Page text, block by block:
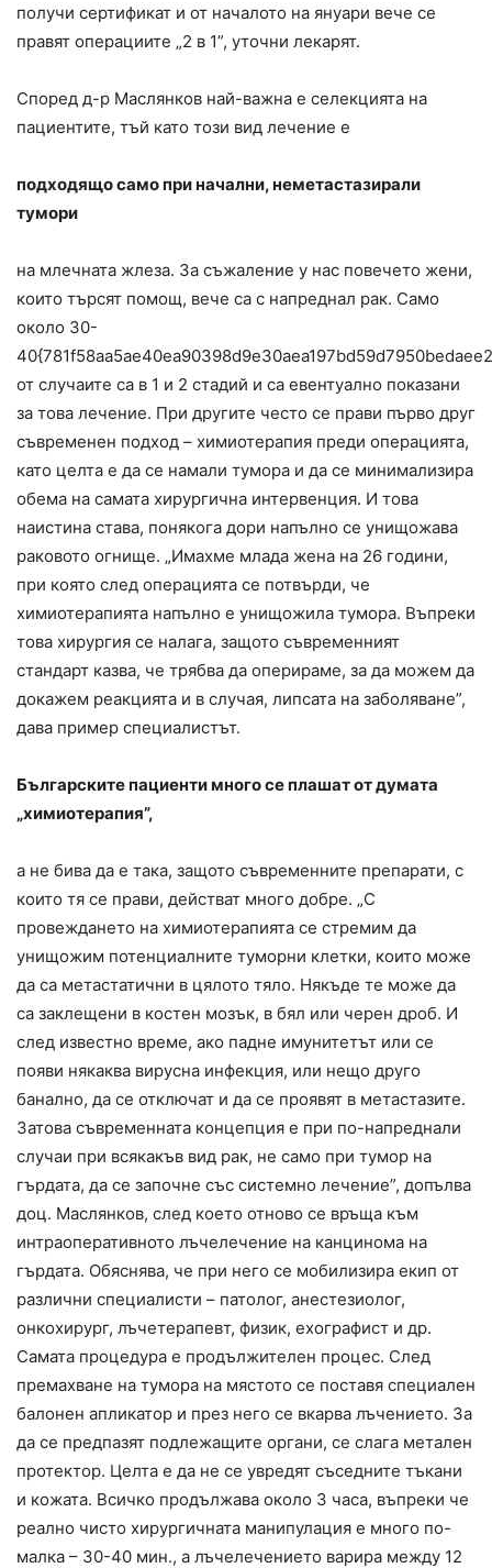
получи сертификат и от началото на януари вече се
правят операциите „2 в 1”, уточни лекарят.
Според д-р Маслянков най-важна е селекцията на
пациентите, тъй като този вид лечение е
подходящо само при начални, неметастазирали
тумори
на млечната жлеза. За съжаление у нас повечето жени,
които търсят помощ, вече са с напреднал рак. Само
около 30-
от случаите са в 1 и 2 стадий и са евентуално показани
за това лечение. При другите често се прави първо друг
съвременен подход – химиотерапия преди операцията,
като целта е да се намали тумора и да се минимализира
обема на самата хирургична интервенция. И това
наистина става, понякога дори напълно се унищожава
раковото огнище. „Имахме млада жена на 26 години,
при която след операцията се потвърди, че
химиотерапията напълно е унищожила тумора. Въпреки
това хирургия се налага, защото съвременният
стандарт казва, че трябва да оперираме, за да можем да
докажем реакцията и в случая, липсата на заболяване”,
дава пример специалистът.
Българските пациенти много се плашат от думата
„химиотерапия”,
а не бива да е така, защото съвременните препарати, с
които тя се прави, действат много добре. „С
провеждането на химиотерапията се стремим да
унищожим потенциалните туморни клетки, които може
да са метастатични в цялото тяло. Някъде те може да
са заклещени в костен мозък, в бял или черен дроб. И
след известно време, ако падне имунитетът или се
появи някаква вирусна инфекция, или нещо друго
банално, да се отключат и да се проявят в метастазите.
Затова съвременната концепция е при по-напреднали
случаи при всякакъв вид рак, не само при тумор на
гърдата, да се започне със системно лечение”, допълва
доц. Маслянков, след което отново се връща към
интраоперативното лъчелечение на канцинома на
гърдата. Обяснява, че при него се мобилизира екип от
различни специалисти – патолог, анестезиолог,
онкохирург, лъчетерапевт, физик, ехографист и др.
Самата процедура е продължителен процес. След
премахване на тумора на мястото се поставя специален
балонен апликатор и през него се вкарва лъчението. За
да се предпазят подлежащите органи, се слага метален
протектор. Целта е да не се увредят съседните тъкани
и кожата. Всичко продължава около 3 часа, въпреки че
реално чисто хирургичната манипулация е много по-
малка – 30-40 мин., а лъчелечението варира между 12